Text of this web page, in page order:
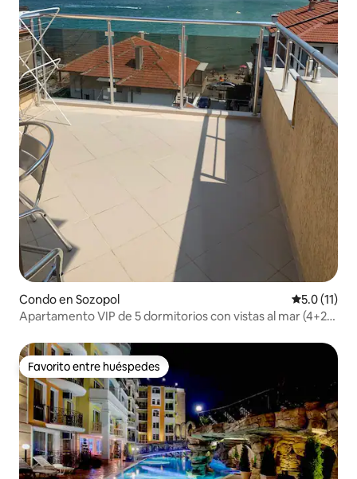
Condo en Sozopol Calificación
5.0 (11)
Apartamento VIP de 5 dormitorios con vistas al mar (4+2
Favorito entre huéspedes
Favorito entre huéspedes